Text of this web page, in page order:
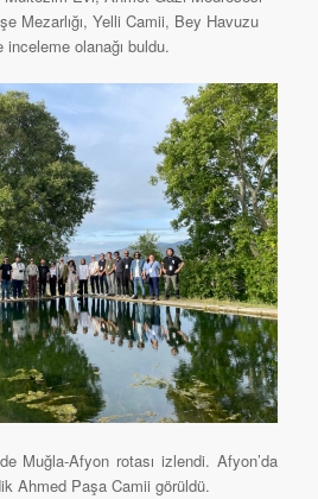
Mezarlığı, Yelli Camii, Bey Havuzu
olanağı buldu.
Muğla-Afyon rotası izlendi. Afyon’da
Ahmed Paşa Camii görüldü.